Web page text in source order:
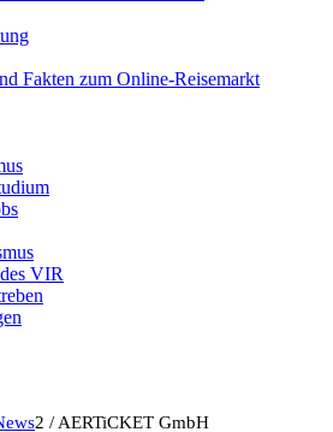
Fakten zum Online-Reisemarkt
VIR
2 / AERTiCKET GmbH